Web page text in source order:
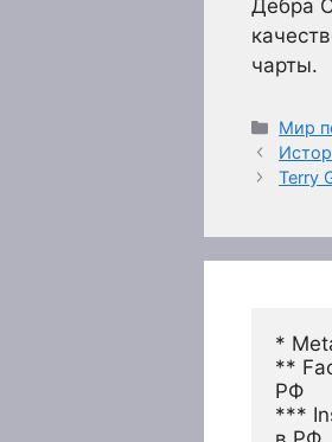
Дебра
чарты.
Мир
Terry
*
**
РФ
***